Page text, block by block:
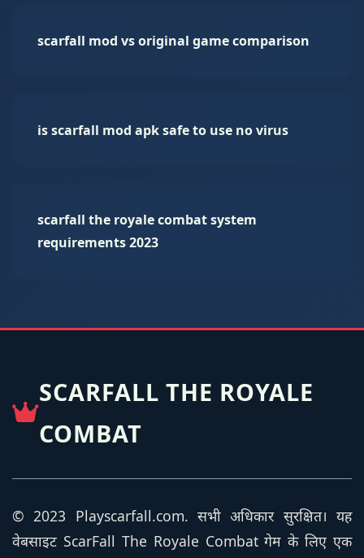
scarfall mod vs original game comparison
is scarfall mod apk safe to use no virus
scarfall the royale combat system
requirements 2023
SCARFALL THE ROYALE
COMBAT
© 2023 Playscarfall.com. सभी अधिकार सुरक्षित। यह
वेबसाइट ScarFall The Royale Combat गेम के लिए एक